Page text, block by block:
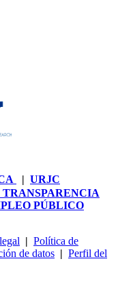
| URJC
TRANSPARENCIA
PÚBLICO
| Política de
de datos | Perfil del